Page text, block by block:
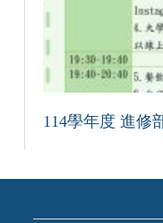
114學年度 進修